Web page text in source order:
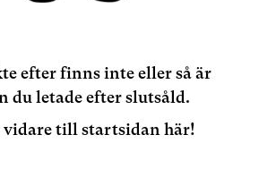
efter finns inte eller så är
du letade efter slutsåld.
till startsidan här!